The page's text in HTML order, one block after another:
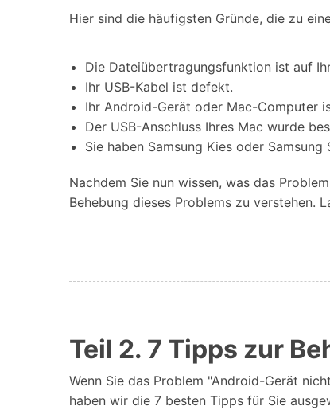
Hier sind die häufigsten Gründe, die zu
Die Dateiübertragungsfunktion ist auf
Ihr USB-Kabel ist defekt.
Ihr Android-Gerät oder Mac-Computer
Der USB-Anschluss Ihres Mac wurde
Sie haben Samsung Kies oder
Nachdem Sie nun wissen, was das
Behebung dieses Problems zu verstehen.
Teil 2. 7 Tipps zur
Wenn Sie das Problem "Android-Gerät
haben wir die 7 besten Tipps für Sie